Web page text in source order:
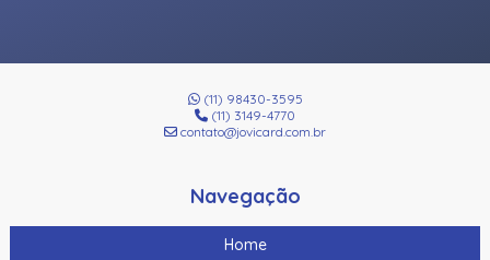
(11) 98430-3595
(11) 3149-4770
contato@jovicard.com.br
Navegação
Home